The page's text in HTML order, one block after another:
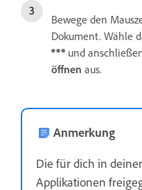
Bewege den
Dokument. Wähle
und
öffnen aus.
Anmerkung
Die für dich in
Applikationen